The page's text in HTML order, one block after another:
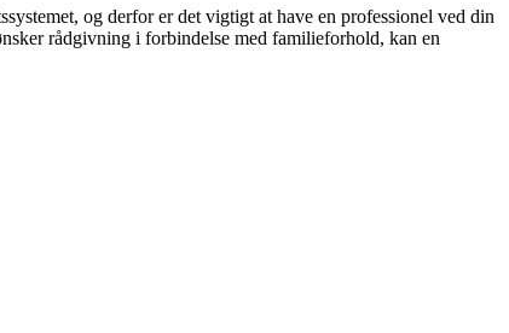
og derfor er det vigtigt at have en professionel ved din
rådgivning i forbindelse med familieforhold, kan en